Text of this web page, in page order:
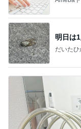
明日は
だいたひ